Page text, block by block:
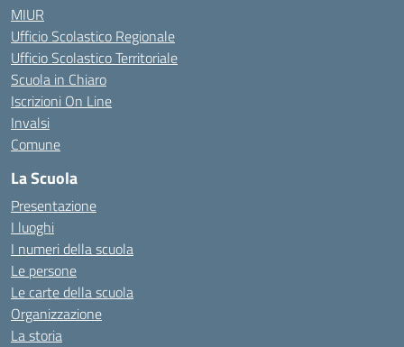
MIUR
Ufficio Scolastico Regionale
Ufficio Scolastico Territoriale
Scuola in Chiaro
Iscrizioni On Line
Invalsi
Comune
La Scuola
Presentazione
I luoghi
I numeri della scuola
Le persone
Le carte della scuola
Organizzazione
La storia